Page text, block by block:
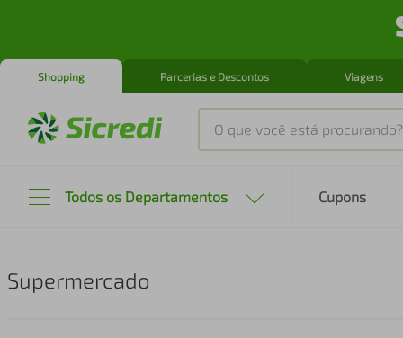
Shopping Parcerias e Descontos Viagens
O que você está procurando?
Todos os Departamentos Cupons
Supermercado